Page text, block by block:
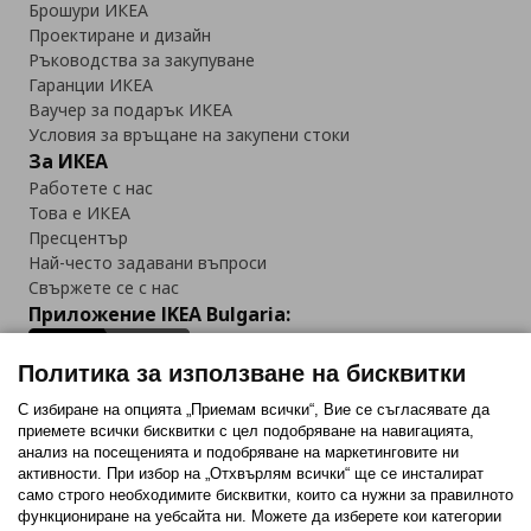
Брошури ИКЕА
Проектиране и дизайн
Ръководства за закупуване
Гаранции ИКЕА
Ваучер за подарък ИКЕА
Условия за връщане на закупени стоки
За ИКЕА
Работете с нас
Това е ИКЕА
Пресцентър
Най-често задавани въпроси
Свържете се с нас
Приложение IKEA Bulgaria:
Последвайте ни:
FacebookTwitterYoutubePinterestInstagram
Политика за използване на бисквитки
С избиране на опцията „Приемам всички“, Вие се съгласявате да
приемете всички бисквитки с цел подобряване на навигацията,
анализ на посещенията и подобряване на маркетинговите ни
активности. При избор на „Отхвърлям всички“ ще се инсталират
само строго необходимитe бисквитки, които са нужни за правилното
функциониране на уебсайта ни. Можете да изберете кои категории